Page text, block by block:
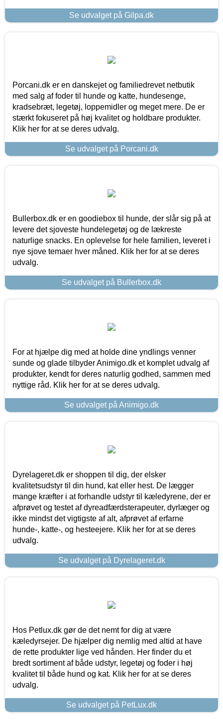
Se udvalget på Gilpa.dk
Porcani.dk er en danskejet og familiedrevet netbutik
med salg af foder til hunde og katte, hundesenge,
kradsebræt, legetøj, loppemidler og meget mere. De er
stærkt fokuseret på høj kvalitet og holdbare produkter.
Klik her for at se deres udvalg.
Se udvalget på Porcani.dk
Bullerbox.dk er en goodiebox til hunde, der slår sig på at
levere det sjoveste hundelegetøj og de lækreste
naturlige snacks. En oplevelse for hele familien, leveret i
nye sjove temaer hver måned. Klik her for at se deres
udvalg.
Se udvalget på Bullerbox.dk
For at hjælpe dig med at holde dine yndlings venner
sunde og glade tilbyder Animigo.dk et komplet udvalg af
produkter, kendt for deres naturlig godhed, sammen med
nyttige råd. Klik her for at se deres udvalg.
Se udvalget på Animigo.dk
Dyrelageret.dk er shoppen til dig, der elsker
kvalitetsudstyr til din hund, kat eller hest. De lægger
mange kræfter i at forhandle udstyr til kæledyrene, der er
afprøvet og testet af dyreadfærdsterapeuter, dyrlæger og
ikke mindst det vigtigste af alt, afprøvet af erfarne
hunde-, katte-, og hesteejere. Klik her for at se deres
udvalg.
Se udvalget på Dyrelageret.dk
Hos Petlux.dk gør de det nemt for dig at være
kæledyrsejer. De hjælper dig nemlig med altid at have
de rette produkter lige ved hånden. Her finder du et
bredt sortiment af både udstyr, legetøj og foder i høj
kvalitet til både hund og kat. Klik her for at se deres
udvalg.
Se udvalget på PetLux.dk